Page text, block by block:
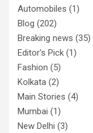
Automobiles (1)
Blog (202)
Breaking news (35)
Editor's Pick (1)
Fashion (5)
Kolkata (2)
Main Stories (4)
Mumbai (1)
New Delhi (3)